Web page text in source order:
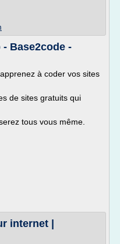
Base2code -
à coder vos sites
de sites gratuits qui
tous vous même.
internet |